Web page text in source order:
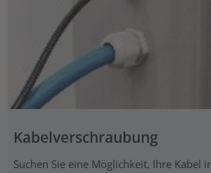
Kabelverschraubung
Suchen Sie eine Möglichkeit, Ihre Kabel